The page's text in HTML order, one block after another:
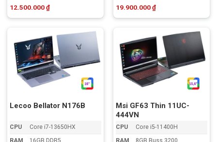
12.500.000₫ 19.900.000₫
Lecoo Bellator N176B
CPU
Core i7-13650HX
RAM
16GB DDR5
Msi GF63 Thin 11UC-
444VN
CPU
Core i5-11400H
RAM
8GB Buss 3200